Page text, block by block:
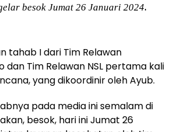
besok Jumat 26 Januari 2024.
tahab I dari Tim Relawan
dan Tim Relawan NSL pertama kali
yang dikoordinir oleh Ayub.
pada media ini semalam di
besok, hari ini Jumat 26